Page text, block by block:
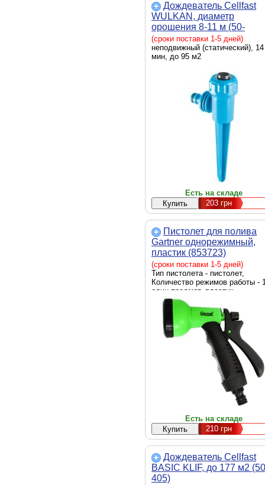
Дождеватель Cellfast
WULKAN, диаметр
орошения 8-11 м (50-
400_CELLFAST)
(сроки поставки 1-5 дней)
неподвижный (статический),
мин, до 95 м2
Есть на складе
203грн
Пистолет для полива
Gartner однорежимный,
пластик (853723)
(сроки поставки 1-5 дней)
Тип пистолета - пистолет,
Количество режимов работы -
один предмет, пластик
Есть на складе
210грн
Дождеватель Cellfast
BASIC KLIF, до 177 м2
405)